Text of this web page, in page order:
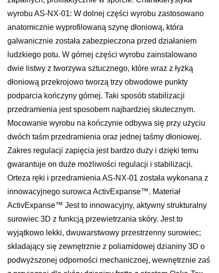
wyrobu AS-NX-01: W dolnej części wyrobu zastosowano
anatomicznie wyprofilowaną szynę dłoniową, która
galwanicznie została zabezpieczona przed działaniem
ludzkiego potu. W górnej części wyrobu zainstalowano
dwie listwy z tworzywa sztucznego, które wraz z łyżką
dłoniową przekrojowo tworzą trzy obwodowe punkty
podparcia kończyny górnej. Taki sposób stabilizacji
przedramienia jest sposobem najbardziej skutecznym.
Mocowanie wyrobu na kończynie odbywa się przy użyciu
dwóch taśm przedramienia oraz jednej taśmy dłoniowej.
Zakres regulacji zapięcia jest bardzo duży i dzięki temu
gwarantuje on duże możliwości regulacji i stabilizacji.
Orteza ręki i przedramienia AS-NX-01 została wykonana z
innowacyjnego surowca ActivExpanse™. Materiał
ActivExpanse™ Jest to innowacyjny, aktywny strukturalny
surowiec 3D z funkcją przewietrzania skóry. Jest to
wyjątkowo lekki, dwuwarstwowy przestrzenny surowiec;
składający się zewnętrznie z poliamidowej dzianiny 3D o
podwyższonej odporności mechanicznej, wewnętrznie zaś